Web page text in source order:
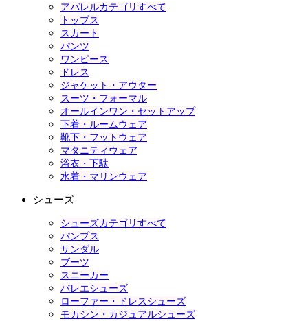
アパレルカテゴリすべて
トップス
スカート
パンツ
ワンピース
ドレス
ジャケット・アウター
スーツ・フォーマル
オールインワン・セットアップ
下着・ルームウェア
靴下・フットウェア
マタニティウェア
浴衣・下駄
水着・マリンウェア
シューズ
シューズカテゴリすべて
パンプス
サンダル
ブーツ
スニーカー
バレエシューズ
ローファー・ドレスシューズ
モカシン・カジュアルシューズ